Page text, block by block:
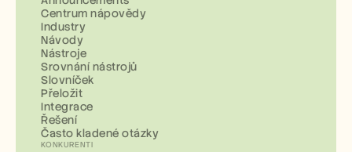
Centrum nápovědy
Industry
Návody
Nástroje
Srovnání nástrojů
Slovníček
Přeložit
Integrace
Řešení
Často kladené otázky
KONKURENTI